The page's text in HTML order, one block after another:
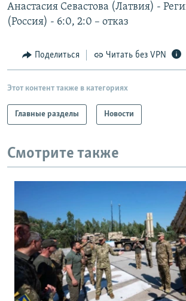
Анастасия Севастова (Латвия) -
(Россия) - 6:0, 2:0 – отказ
Поделиться Читать без VPN
Этот контент также в категориях
Главные разделы Новости
Смотрите также